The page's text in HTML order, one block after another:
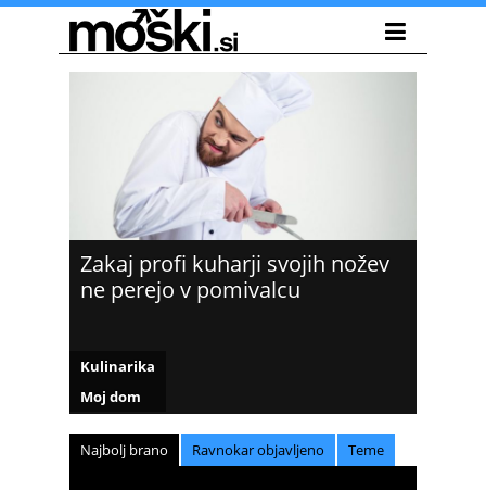
Zakaj profi kuharji svojih nožev
ne perejo v pomivalcu
Kulinarika
Moj dom
Najbolj brano Ravnokar objavljeno Teme